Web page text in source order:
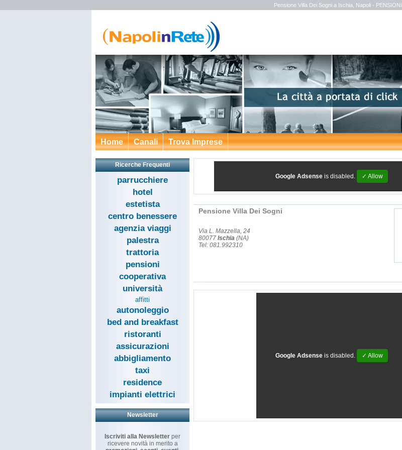
Pensione Villa Dei Sogni a Ischia, Napoli - PENSIONI
Home Canali Trova Imprese
Ricerche Frequenti
parrucchiere
hotel
estetista
centro benessere
agenzia viaggi
palestra
trattoria
pensioni
cooperativa
università
affitti
autonoleggio
bed and breakfast
ristoranti
assicurazioni
abbigliamento
taxi
residence
impianti elettrici
Newsletter
Iscriviti alla Newsletter per
ricevere novità in merito a
Google Adsense is disabled. ✓ Allow
Pensione Villa Dei Sogni
Via L. Mazzella, 24
80077 Ischia (NA)
Tel: 081.992310
Google Adsense is disabled. ✓ Allow